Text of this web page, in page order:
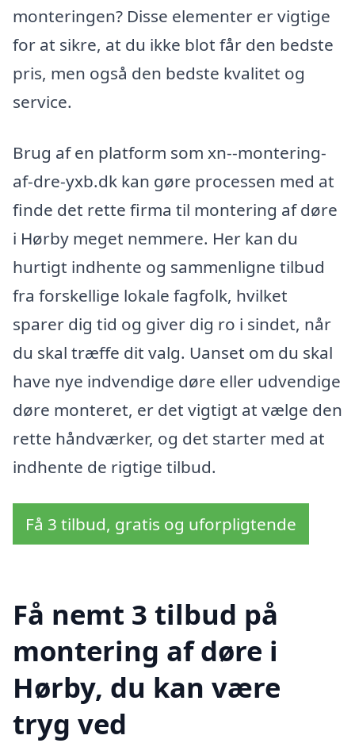
monteringen? Disse elementer er vigtige
for at sikre, at du ikke blot får den bedste
pris, men også den bedste kvalitet og
service.
Brug af en platform som xn--montering-
af-dre-yxb.dk kan gøre processen med at
finde det rette firma til montering af døre
i Hørby meget nemmere. Her kan du
hurtigt indhente og sammenligne tilbud
fra forskellige lokale fagfolk, hvilket
sparer dig tid og giver dig ro i sindet, når
du skal træffe dit valg. Uanset om du skal
have nye indvendige døre eller udvendige
døre monteret, er det vigtigt at vælge den
rette håndværker, og det starter med at
indhente de rigtige tilbud.
Få 3 tilbud, gratis og uforpligtende
Få nemt 3 tilbud på
montering af døre i
Hørby, du kan være
tryg ved